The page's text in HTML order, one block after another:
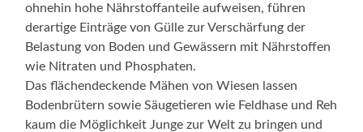
ohnehin hohe Nährstoffanteile aufweisen, führen
derartige Einträge von Gülle zur Verschärfung der
Belastung von Boden und Gewässern mit Nährstoffen
wie Nitraten und Phosphaten.
Das flächendeckende Mähen von Wiesen lassen
Bodenbrütern sowie Säugetieren wie Feldhase und Reh
kaum die Möglichkeit Junge zur Welt zu bringen und